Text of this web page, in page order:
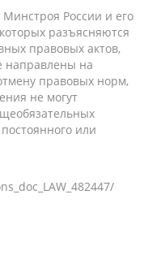
России и его
разъясняются
правовых актов,
направлены на
правовых норм,
не могут
или